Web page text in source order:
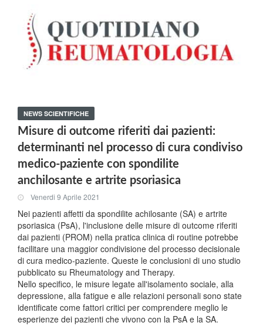
NEWS SCIENTIFICHE
Misure di outcome riferiti dai pazienti:
determinanti nel processo di cura condiviso
medico-paziente con spondilite
anchilosante e artrite psoriasica
Venerdi 9 Aprile 2021
Nei pazienti affetti da spondilite achilosante (SA) e artrite
psoriasica (PsA), l'inclusione delle misure di outcome riferiti
dai pazienti (PROM) nella pratica clinica di routine potrebbe
facilitare una maggior condivisione del processo decisionale
di cura medico-paziente. Queste le conclusioni di uno studio
pubblicato su Rheumatology and Therapy.
Nello specifico, le misure legate all'isolamento sociale, alla
depressione, alla fatigue e alle relazioni personali sono state
identificate come fattori critici per comprendere meglio le
esperienze dei pazienti che vivono con la PsA e la SA.